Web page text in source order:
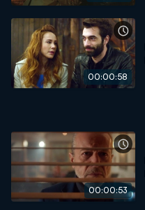
00:00:58
00:00:53